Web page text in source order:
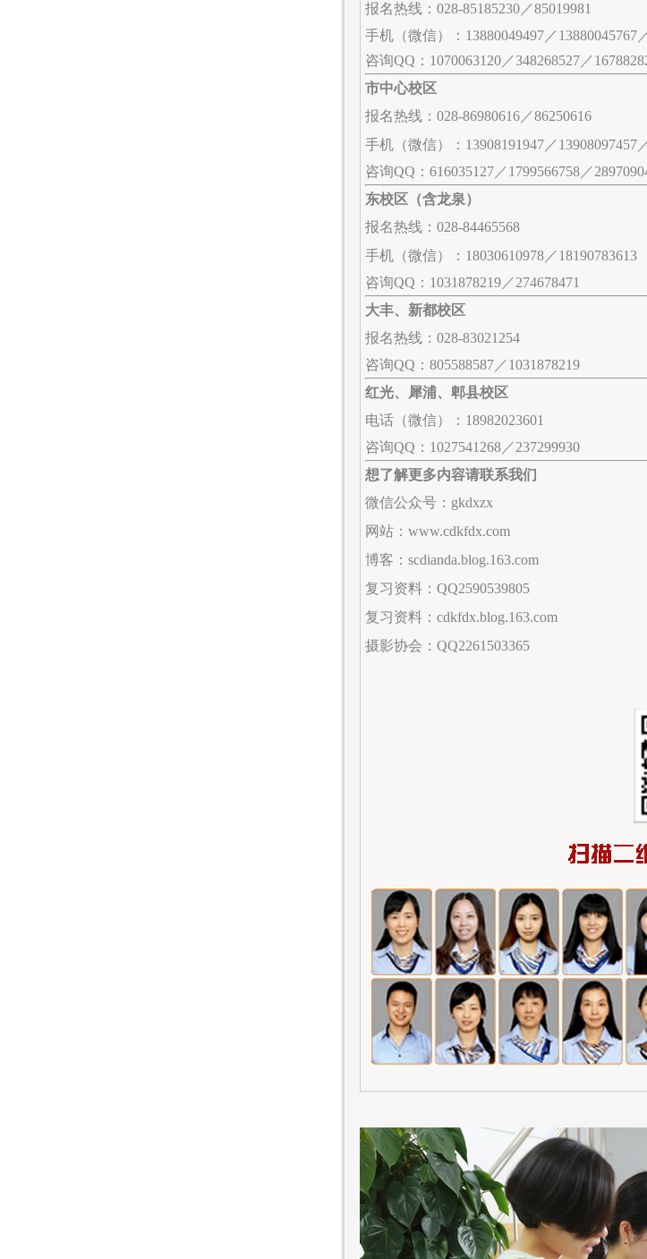
报名热线：028-85185230／85019981
手机（微信）：13880049497／13880045767
咨询QQ：1070063120／348268527／
市中心校区
报名热线：028-86980616／86250616
手机（微信）：13908191947／13908097457
咨询QQ： 616035127／1799566758／
东校区（含龙泉）
报名热线：028-84465568
手机（微信）：18030610978／18190783613
咨询QQ： 1031878219／274678471
大丰、新都校区
报名热线：028-83021254
咨询QQ： 805588587／1031878219
红光、犀浦、郫县校区
电话（微信）：18982023601
咨询QQ： 1027541268／237299930
想了解更多内容请联系我们
微信公众号：gkdxzx
网站：www.cdkfdx.com
博客：scdianda.blog.163.com
复习资料：QQ2590539805
复习资料：cdkfdx.blog.163.com
摄影协会：QQ2261503365